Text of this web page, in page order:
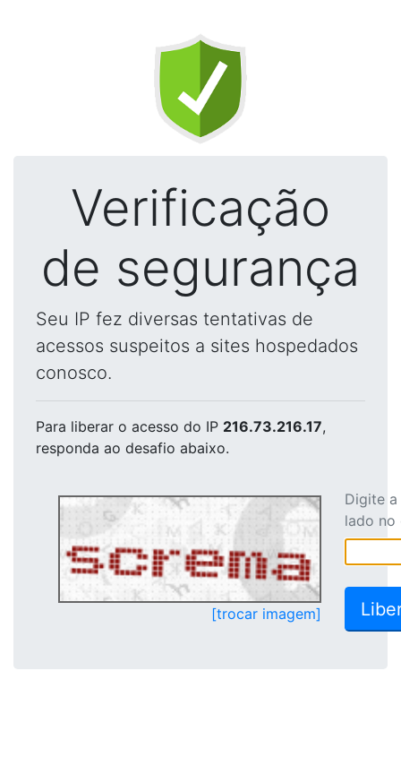
Verificação
de segurança
Seu IP fez diversas tentativas de
acessos suspeitos a sites hospedados
conosco.
Para liberar o acesso do IP 216.73.216.17,
responda ao desafio abaixo.
[trocar imagem]
Digite
lado no